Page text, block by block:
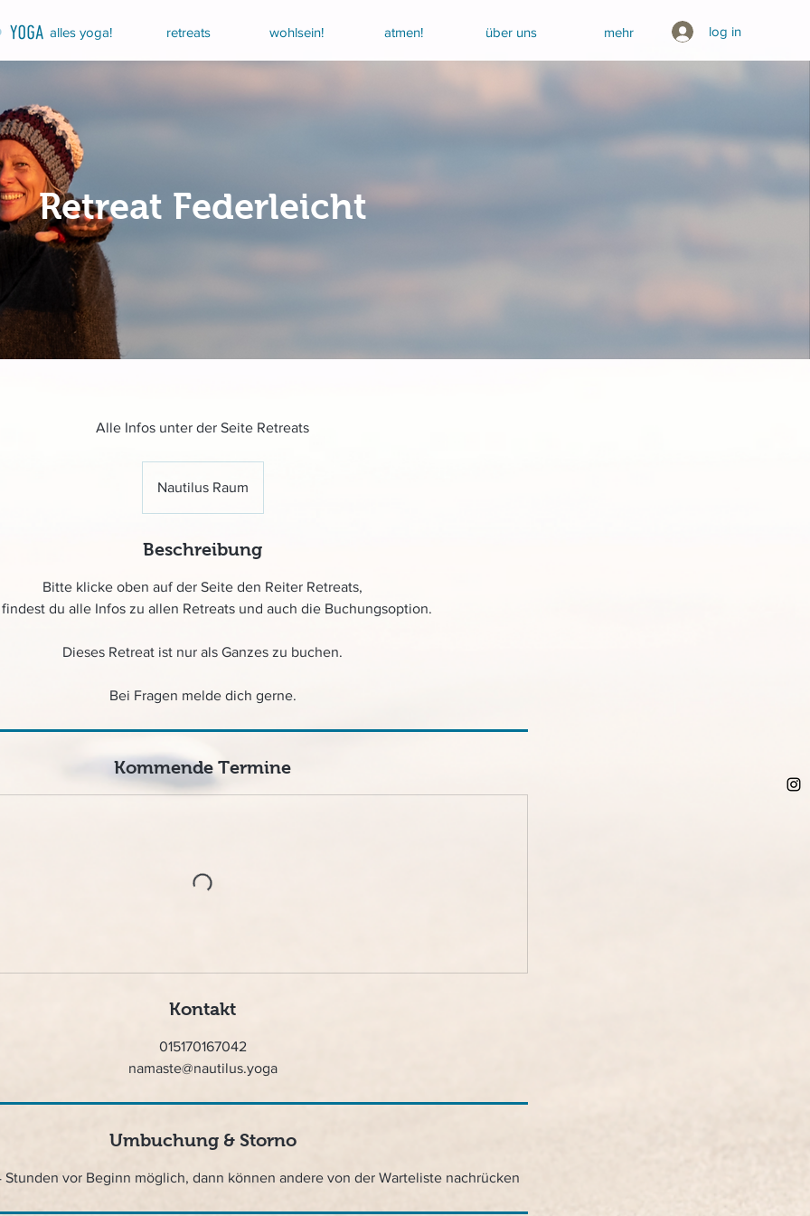
alles yoga! retreats wohlsein! atmen! über uns mehr log in
Retreat Federleicht
Alle Infos unter der Seite Retreats
Nautilus Raum
Beschreibung
Bitte klicke oben auf der Seite den Reiter Retreats,
du alle Infos zu allen Retreats und auch die Buchungsoption.
Dieses Retreat ist nur als Ganzes zu buchen.
Bei Fragen melde dich gerne.
Kommende Termine
Kontakt
015170167042
namaste@nautilus.yoga
Umbuchung & Storno
Stunden vor Beginn möglich, dann können andere von der Warteliste nachrücken